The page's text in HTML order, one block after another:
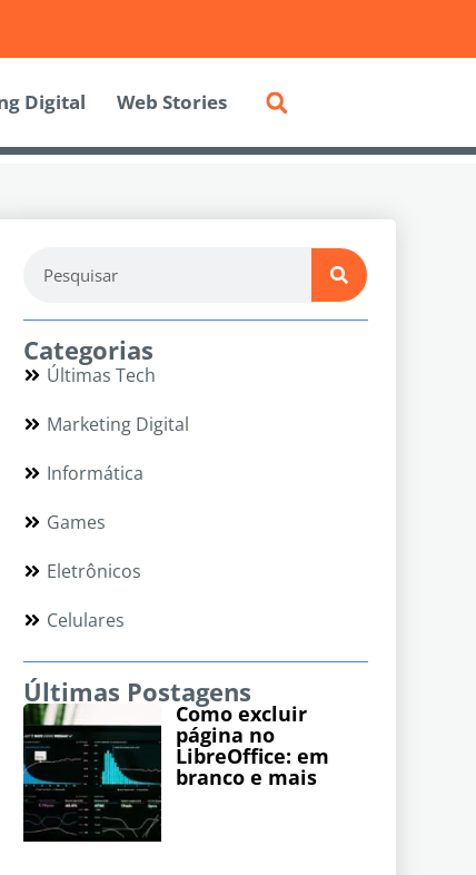
Digital Web Stories
Categorias
Últimas Tech
Marketing Digital
Informática
Games
Eletrônicos
Celulares
Últimas Postagens
Como excluir
página no
LibreOffice: em
branco e mais